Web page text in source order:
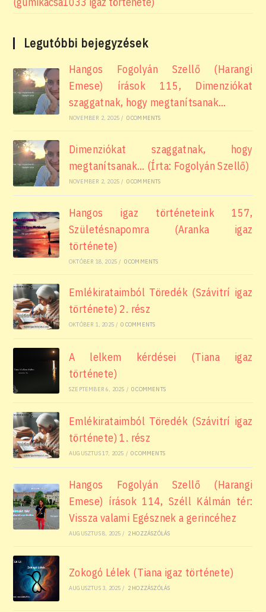
Legutóbbi bejegyzések
Hangos Fogolyán Szellő (Harangi
Emese) írások 115, Dimenziókat
szaggatnak, hogy megtanítsanak…
NOVEMBER 2, 2025 / 0 COMMENTS
Dimenziókat szaggatnak, hogy
megtanítsanak… (Írta: Fogolyán Szellő)
NOVEMBER 2, 2025 / 0 COMMENTS
Hangos igaz történeteink 157,
Születésnapomra (Aranka igaz
története)
OKTÓBER 18, 2025 / 0 COMMENTS
Emlékirataimból Töredék (Szávitrí igaz
története) 2. rész
OKTÓBER 1, 2025 / 0 COMMENTS
A lelkem kérdései (Tiana igaz
története)
SZEPTEMBER 6, 2025 / 0 COMMENTS
Emlékirataimból Töredék (Szávitrí igaz
története) 1. rész
AUGUSZTUS 17, 2025 / 0 COMMENTS
Hangos Fogolyán Szellő (Harangi
Emese) írások 114, Széll Kálmán tér:
Vissza valami Egésznek a gerincéhez
AUGUSZTUS 8, 2025 / 2 HOZZÁSZÓLÁS
Zokogó Lélek (Tiana igaz története)
AUGUSZTUS 3, 2025 / 2 HOZZÁSZÓLÁS